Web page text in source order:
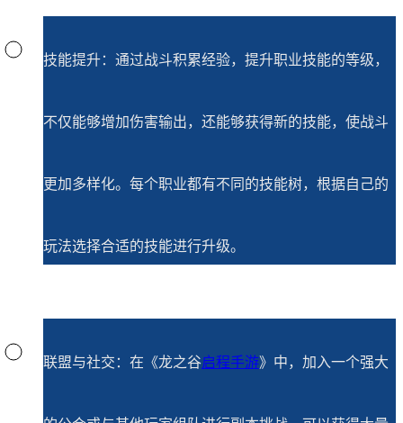
技能提升：通过战斗积累经验，提升职业技能的等级，
不仅能够增加伤害输出，还能够获得新的技能，使战斗
更加多样化。每个职业都有不同的技能树，根据自己的
玩法选择合适的技能进行升级。
联盟与社交：在《龙之谷启程手游》中，加入一个强大